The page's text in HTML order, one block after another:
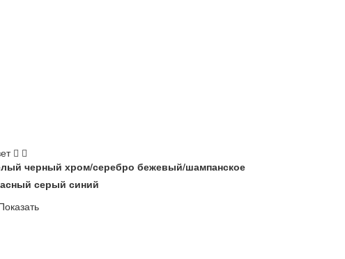
черный хром/серебро бежевый/шампанское
серый синий